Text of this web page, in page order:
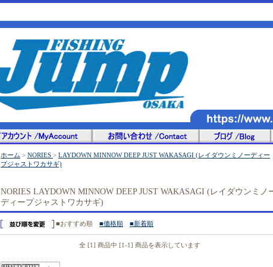
ホーム > NORIES > LAYDOWN MINNOW DEEP JUST WAKASAGI (レイダウンミノーディー
プジャストワカサギ)
NORIES LAYDOWN MINNOW DEEP JUST WAKASAGI (レイダウンミノ
ディープジャストワカサギ)
■おすすめ順 ■価格順 ■新着順
全 [1] 商品中 [1-1] 商品を表示しています